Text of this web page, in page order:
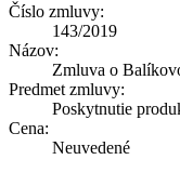
Číslo zmluvy:
143/2019
Názov:
Zmluva o
Predmet zmluvy:
Poskytnutie
Cena:
Neuvedené